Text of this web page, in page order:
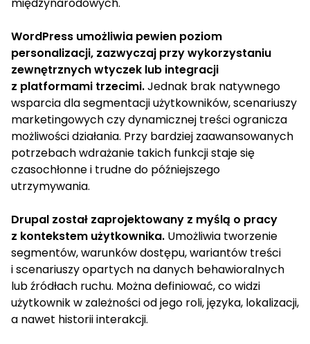
WordPress umożliwia pewien poziom
personalizacji, zazwyczaj przy wykorzystaniu
zewnętrznych wtyczek lub integracji
z platformami trzecimi.Jednak brak natywnego
wsparcia dla segmentacji użytkowników, scenariuszy
marketingowych czy dynamicznej treści ogranicza
możliwości działania. Przy bardziej zaawansowanych
potrzebach wdrażanie takich funkcji staje się
czasochłonne i trudne do późniejszego
utrzymywania.
Drupal został zaprojektowany z myślą o pracy
z kontekstem użytkownika. Umożliwia tworzenie
segmentów, warunków dostępu, wariantów treści
i scenariuszy opartych na danych behawioralnych
lub źródłach ruchu. Można definiować, co widzi
użytkownik w zależności od jego roli, języka, lokalizacji,
a nawet historii interakcji.